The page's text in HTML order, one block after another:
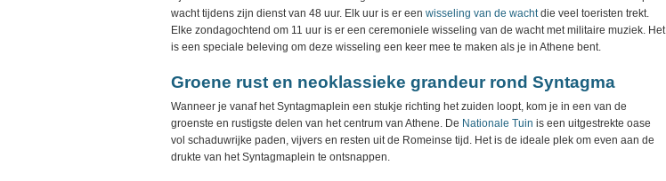
wacht tijdens zijn dienst van 48 uur. Elk uur is er een wisseling van de wachtdie veel toeristen trekt.
Elke zondagochtend om 11 uur is er een ceremoniele wisseling van de wacht met militaire muziek. Het
is een speciale beleving om deze wisseling een keer mee te maken als je in Athene bent.
Groene rust en neoklassieke grandeur rond Syntagma
Wanneer je vanaf het Syntagmaplein een stukje richting het zuiden loopt, kom je in een van de
groenste en rustigste delen van het centrum van Athene. De Nationale Tuin is een uitgestrekte oase
vol schaduwrijke paden, vijvers en resten uit de Romeinse tijd. Het is de ideale plek om even aan de
drukte van het Syntagmaplein te ontsnappen.